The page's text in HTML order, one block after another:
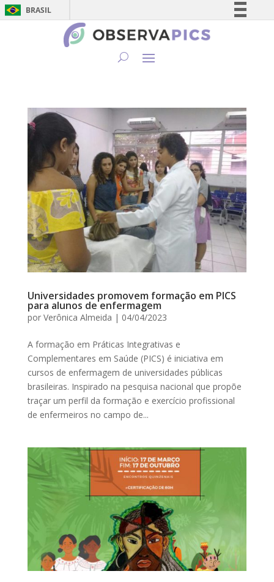
BRASIL
Simplifique!
Universidades promovem formação em PICS
para alunos de enfermagem
por Verônica Almeida | 04/04/2023
A formação em Práticas Integrativas e
Complementares em Saúde (PICS) é iniciativa em
cursos de enfermagem de universidades públicas
brasileiras. Inspirado na pesquisa nacional que propõe
traçar um perfil da formação e exercício profissional
de enfermeiros no campo de...